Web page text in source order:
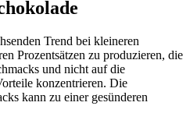
Trend bei kleineren
Prozentsätzen zu produzieren, die
und nicht auf die
konzentrieren. Die
kann zu einer gesünderen